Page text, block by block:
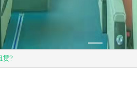
赁?